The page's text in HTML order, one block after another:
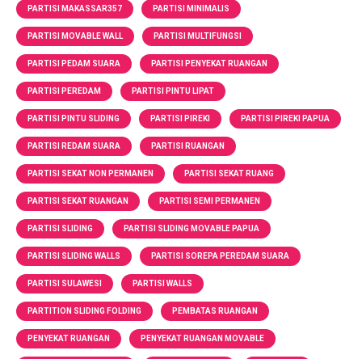
PARTISI MAKASSAR357 PARTISI MINIMALIS
PARTISI MOVABLE WALL PARTISI MULTIFUNGSI
PARTISI PEDAM SUARA PARTISI PENYEKAT RUANGAN
PARTISI PEREDAM PARTISI PINTU LIPAT
PARTISI PINTU SLIDING PARTISI PIREKI PARTISI PIREKI PAPUA
PARTISI REDAM SUARA PARTISI RUANGAN
PARTISI SEKAT NON PERMANEN PARTISI SEKAT RUANG
PARTISI SEKAT RUANGAN PARTISI SEMI PERMANEN
PARTISI SLIDING PARTISI SLIDING MOVABLE PAPUA
PARTISI SLIDING WALLS PARTISI SOREPA PEREDAM SUARA
PARTISI SULAWESI PARTISI WALLS
PARTITION SLIDING FOLDING PEMBATAS RUANGAN
PENYEKAT RUANGAN PENYEKAT RUANGAN MOVABLE